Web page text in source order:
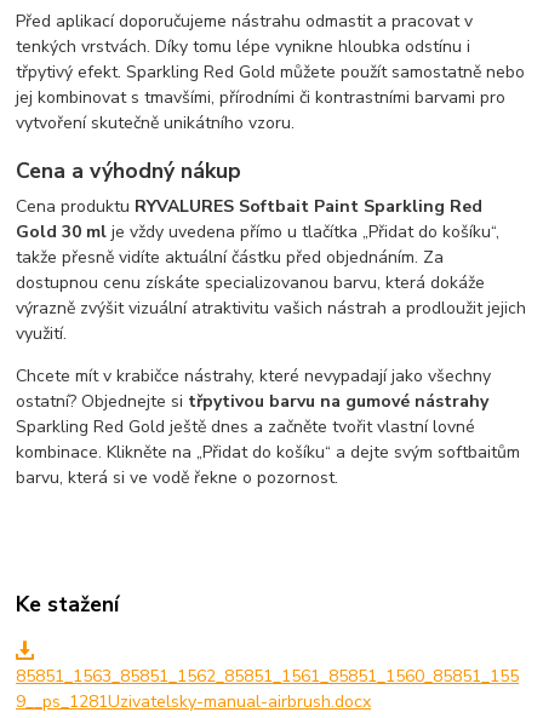
Před aplikací doporučujeme nástrahu odmastit a pracovat v
tenkých vrstvách. Díky tomu lépe vynikne hloubka odstínu i
třpytivý efekt. Sparkling Red Gold můžete použít samostatně nebo
jej kombinovat s tmavšími, přírodními či kontrastními barvami pro
vytvoření skutečně unikátního vzoru.
Cena a výhodný nákup
Cena produktu RYVALURES Softbait Paint Sparkling Red
Gold 30 ml je vždy uvedena přímo u tlačítka „Přidat do košíku“,
takže přesně vidíte aktuální částku před objednáním. Za
dostupnou cenu získáte specializovanou barvu, která dokáže
výrazně zvýšit vizuální atraktivitu vašich nástrah a prodloužit jejich
využití.
Chcete mít v krabičce nástrahy, které nevypadají jako všechny
ostatní? Objednejte si třpytivou barvu na gumové nástrahy
Sparkling Red Gold ještě dnes a začněte tvořit vlastní lovné
kombinace. Klikněte na „Přidat do košíku“ a dejte svým softbaitům
barvu, která si ve vodě řekne o pozornost.
Ke stažení
85851_1563_85851_1562_85851_1561_85851_1560_85851_155
9__ps_1281Uzivatelsky-manual-airbrush.docx